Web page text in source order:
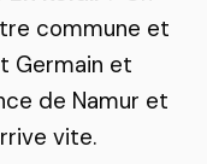
commune et
Germain et
de Namur et
vite.